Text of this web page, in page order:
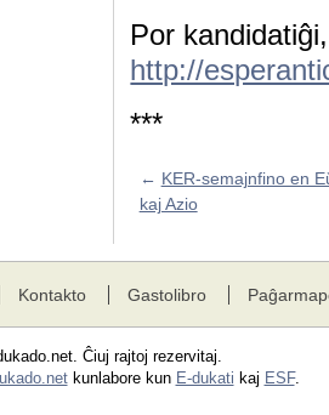
Por
http://
***
← KER-semajnfino en
kaj Azio
Kontakto Gastolibro
Ĉiuj rajtoj rezervitaj.
kunlabore kun E-dukati kaj ESF.